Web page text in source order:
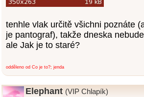
tenhle vlak určitě všichni poznáte
je pantograf), takže dneska
ale Jak je to staré?
odděleno od Co je to?; jenda
Elephant (VIP Chlapík)